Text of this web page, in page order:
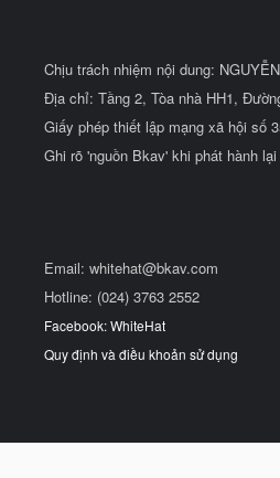
Chịu trách nhiệm nội dung:
Địa chỉ: Tầng 2, Tòa nhà HH1,
Giấy phép thiết lập mạng xã hội số
Ghi rõ 'nguồn Bkav' khi phát hành
Email: whitehat@bkav.com
Hotline: (024) 3763 2552
Facebook: WhiteHat
Quy định và điều khoản sử dụng